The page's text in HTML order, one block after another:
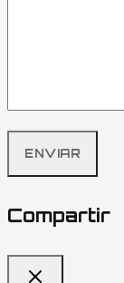
Compartir